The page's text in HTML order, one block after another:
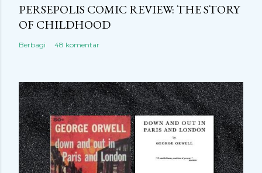
PERSEPOLIS COMIC REVIEW: THE STORY
OF CHILDHOOD
Berbagi 48 komentar